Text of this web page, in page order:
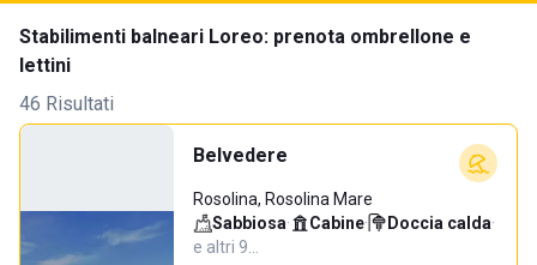
Stabilimenti balneari Loreo: prenota ombrellone e
lettini
46 Risultati
Belvedere
Rosolina, Rosolina Mare
Sabbiosa· Cabine· Doccia calda·
e altri 9…